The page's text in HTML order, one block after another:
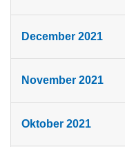
December 2021
November 2021
Oktober 2021